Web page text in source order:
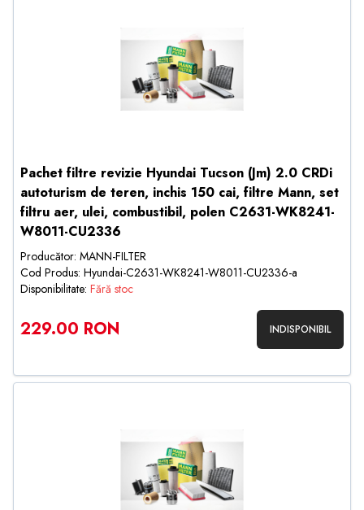
Pachet filtre revizie Hyundai Tucson (Jm) 2.0 CRDi
autoturism de teren, inchis 150 cai, filtre Mann, set
filtru aer, ulei, combustibil, polen C2631-WK8241-
W8011-CU2336
Producător: MANN-FILTER
Cod Produs: Hyundai-C2631-WK8241-W8011-CU2336-a
Disponibilitate: Fără stoc
229.00 RON INDISPONIBIL